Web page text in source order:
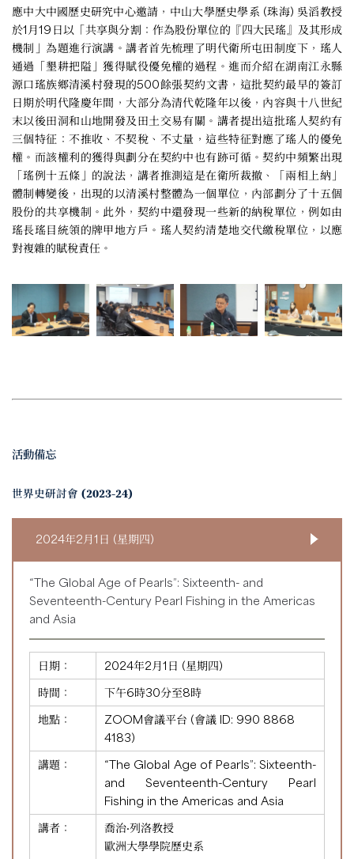
應中大中國歷史研究中心邀請，中山大學歷史學系 (珠海) 吳滔教授
於1月19日以「共享與分割：作為股份單位的『四大民瑤』及其形成
機制」為題進行演講。講者首先梳理了明代衛所屯田制度下，瑤人
通過「墾耕把隘」獲得賦役優免權的過程。進而介紹在湖南江永縣
源口瑤族鄉清溪村發現的500餘張契約文書，這批契約最早的簽訂
日期於明代隆慶年間，大部分為清代乾隆年以後，內容與十八世紀
末以後田洞和山地開發及田土交易有關。講者提出這批瑤人契約有
三個特征：不推收、不契稅、不丈量，這些特征對應了瑤人的優免
權。而該權利的獲得與劃分在契約中也有跡可循。契約中頻繁出現
「瑤例十五條」的說法，講者推測這是在衛所裁撤、「兩相上納」
體制轉變後，出現的以清溪村整體為一個單位，內部劃分了十五個
股份的共享機制。此外，契約中還發現一些新的納稅單位，例如由
瑤長瑤目統領的牌甲地方戶。瑤人契約清楚地交代繳稅單位，以應
對複雜的賦稅責任。
活動備忘
世界史研討會 (2023-24)
2024年2月1日 (星期四)
“The Global Age of Pearls”: Sixteenth- and
Seventeenth-Century Pearl Fishing in the Americas
and Asia
日期：
2024年2月1日 (星期四)
時間：
下午6時30分至8時
地點：
ZOOM會議平台 (會議 ID: 990 8868
4183)
講題：
“The Global Age of Pearls”: Sixteenth-
and Seventeenth-Century Pearl
Fishing in the Americas and Asia
講者：
喬治·列洛教授
歐洲大學學院歷史系